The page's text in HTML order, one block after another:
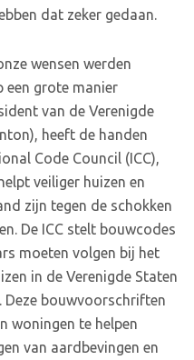
dat zeker gedaan.
wensen werden
een grote manier
van de Verenigde
heeft de handen
Code Council (ICC),
veiliger huizen en
zijn tegen de schokken
De ICC stelt bouwcodes
moeten volgen bij het
in de Verenigde Staten
Deze bouwvoorschriften
woningen te helpen
van aardbevingen en